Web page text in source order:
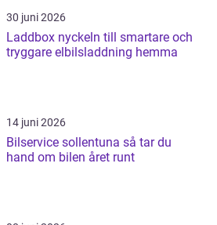
30 juni 2026
Laddbox nyckeln till smartare och
tryggare elbilsladdning hemma
14 juni 2026
Bilservice sollentuna så tar du
hand om bilen året runt